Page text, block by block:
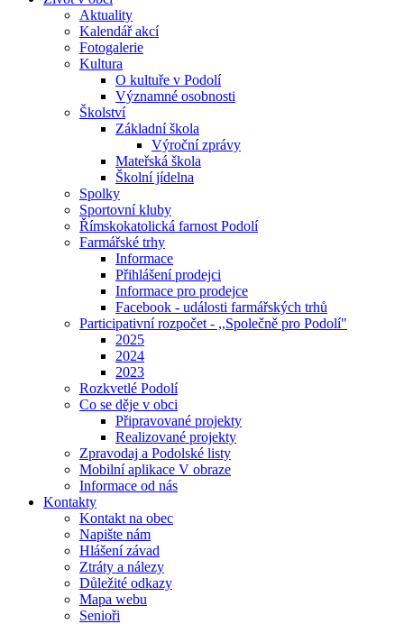
Aktuality
Kalendář akcí
Fotogalerie
Kultura
O kultuře v Podolí
Významné osobnosti
Školství
Základní škola
Výroční zprávy
Mateřská škola
Školní jídelna
Spolky
Sportovní kluby
Římskokatolická farnost Podolí
Farmářské trhy
Informace
Přihlášení prodejci
Informace pro prodejce
Facebook - události farmářských trhů
Participativní rozpočet - ,,Společně pro Podolí"
2025
2024
2023
Rozkvetlé Podolí
Co se děje v obci
Připravované projekty
Realizované projekty
Zpravodaj a Podolské listy
Mobilní aplikace V obraze
Informace od nás
Kontakty
Kontakt na obec
Napište nám
Hlášení závad
Ztráty a nálezy
Důležité odkazy
Mapa webu
Senioři